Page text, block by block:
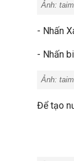
Ảnh:
- Nhấn
- Nhấn
Ảnh:
Để tạo